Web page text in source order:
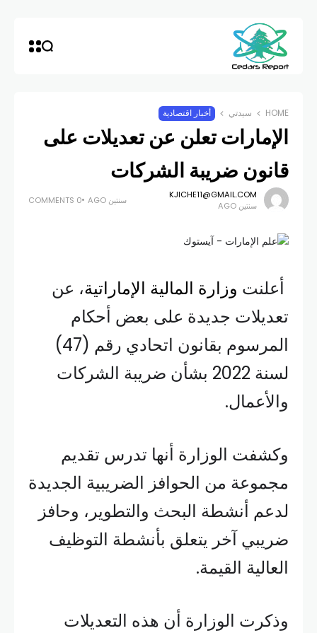
HOME سيدتي أخبار اقتصادية
الإمارات تعلن عن تعديلات على
قانون ضريبة الشركات
KJICHE11@GMAIL.COM
سنتين AGO
سنتين AGO 0 COMMENTS
أعلنت وزارة المالية الإماراتية، عن
تعديلات جديدة على بعض أحكام
المرسوم بقانون اتحادي رقم (47)
لسنة 2022 بشأن ضريبة الشركات
والأعمال.
وكشفت الوزارة أنها تدرس تقديم
مجموعة من الحوافز الضريبية الجديدة
لدعم أنشطة البحث والتطوير، وحافز
ضريبي آخر يتعلق بأنشطة التوظيف
العالية القيمة.
وذكرت الوزارة أن هذه التعديلات